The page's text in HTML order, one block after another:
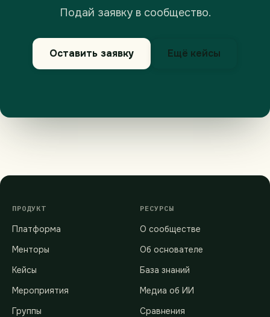
Подай заявку в сообщество.
Оставить заявку Ещё кейсы
ПРОДУКТ
Платформа
Менторы
Кейсы
Мероприятия
Группы
РЕСУРСЫ
О сообществе
Об основателе
База знаний
Медиа об ИИ
Сравнения